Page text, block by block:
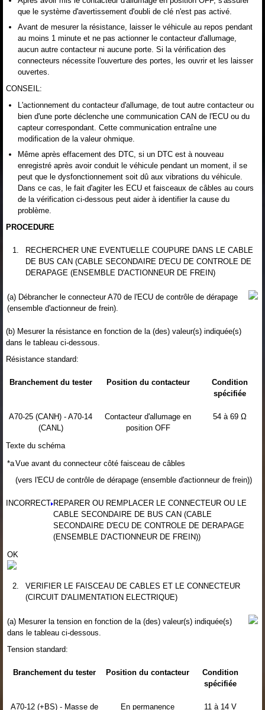
que le système d'avertissement d'oubli de clé n'est pas activé.
Avant de mesurer la résistance, laisser le véhicule au repos pendant
au moins 1 minute et ne pas actionner le contacteur d'allumage,
aucun autre contacteur ni aucune porte. Si la vérification des
connecteurs nécessite l'ouverture des portes, les ouvrir et les laisser
ouvertes.
CONSEIL:
L'actionnement du contacteur d'allumage, de tout autre contacteur ou
bien d'une porte déclenche une communication CAN de l'ECU ou du
capteur correspondant. Cette communication entraîne une
modification de la valeur ohmique.
Même après effacement des DTC, si un DTC est à nouveau
enregistré après avoir conduit le véhicule pendant un moment, il se
peut que le dysfonctionnement soit dû aux vibrations du véhicule.
Dans ce cas, le fait d'agiter les ECU et faisceaux de câbles au cours
de la vérification ci-dessous peut aider à identifier la cause du
problème.
PROCEDURE
1.
RECHERCHER UNE EVENTUELLE COUPURE DANS LE CABLE
DE BUS CAN (CABLE SECONDAIRE D'ECU DE CONTROLE DE
DERAPAGE (ENSEMBLE D'ACTIONNEUR DE FREIN)
(a) Débrancher le connecteur A70 de l'ECU de contrôle de dérapage
(ensemble d'actionneur de frein).
(b) Mesurer la résistance en fonction de la (des) valeur(s) indiquée(s)
dans le tableau ci-dessous.
Résistance standard:
Branchement du tester Position du contacteur
Condition
spécifiée
A70-25 (CANH) - A70-14
(CANL)
Contacteur d'allumage en
position OFF
54 à 69 Ω
Texte du schéma
*aVue avant du connecteur côté faisceau de câbles
(vers l'ECU de contrôle de dérapage (ensemble d'actionneur de frein))
INCORRECT REPARER OU REMPLACER LE CONNECTEUR OU LE
CABLE SECONDAIRE DE BUS CAN (CABLE
SECONDAIRE D'ECU DE CONTROLE DE DERAPAGE
(ENSEMBLE D'ACTIONNEUR DE FREIN))
OK
2.
VERIFIER LE FAISCEAU DE CABLES ET LE CONNECTEUR
(CIRCUIT D'ALIMENTATION ELECTRIQUE)
(a) Mesurer la tension en fonction de la (des) valeur(s) indiquée(s)
dans le tableau ci-dessous.
Tension standard:
Branchement du tester Position du contacteur
Condition
spécifiée
A70-12 (+BS) - Masse de En permanence 11 à 14 V